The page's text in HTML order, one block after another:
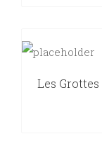
Les Grottes